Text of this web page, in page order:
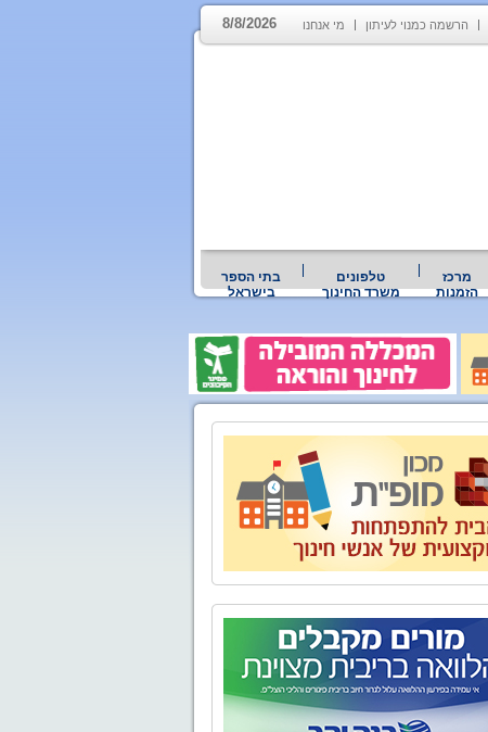
הרשמה כמנוי לעיתון מי אנחנו 8/8/2026
מרכז
הזמנות
טלפונים
משרד החינוך
בתי הספר
בישראל